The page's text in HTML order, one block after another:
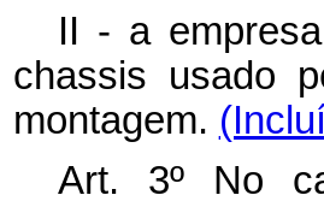
II - a
chassis usado
montagem.
Art. 3º No